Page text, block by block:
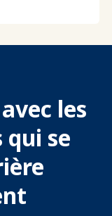
les
se